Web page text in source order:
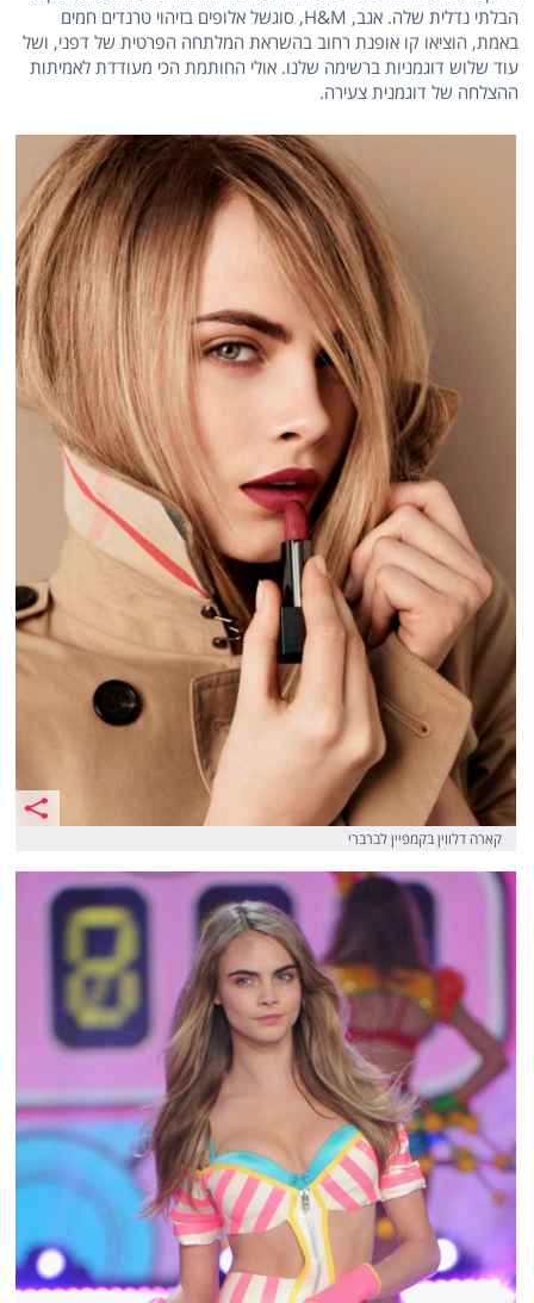
הבלתי נדלית שלה. אגב, H&M, סוגשל אלופים בזיהוי טרנדים חמים
באמת, הוציאו קו אופנת רחוב בהשראת המלתחה הפרטית של דפני, ושל
עוד שלוש דוגמניות ברשימה שלנו. אולי החותמת הכי מעודדת לאמיתות
ההצלחה של דוגמנית צעירה.
קארה דלווין בקמפיין לברברי